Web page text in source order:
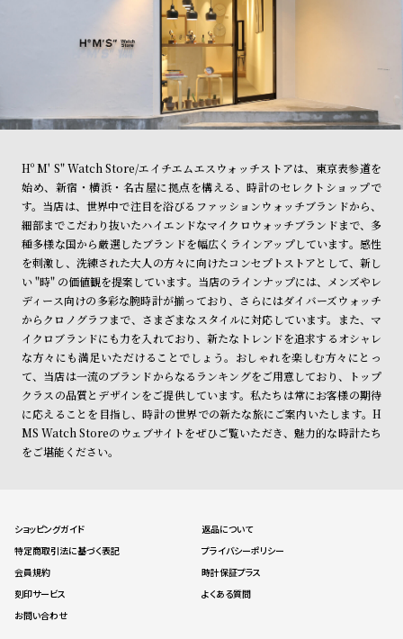
Hº M' S" Watch Store/エイチエムエスウォッチストアは、東京表参道を
始め、新宿・横浜・名古屋に拠点を構える、時計のセレクトショップで
す。当店は、世界中で注目を浴びるファッションウォッチブランドから、
細部までこだわり抜いたハイエンドなマイクロウォッチブランドまで、多
種多様な国から厳選したブランドを幅広くラインアップしています。感性
を刺激し、洗練された大人の方々に向けたコンセプトストアとして、新し
い "時" の価値観を提案しています。当店のラインナップには、メンズやレ
ディース向けの多彩な腕時計が揃っており、さらにはダイバーズウォッチ
からクロノグラフまで、さまざまなスタイルに対応しています。また、マ
イクロブランドにも力を入れており、新たなトレンドを追求するオシャレ
な方々にも満足いただけることでしょう。おしゃれを楽しむ方々にとっ
て、当店は一流のブランドからなるランキングをご用意しており、トップ
クラスの品質とデザインをご提供しています。私たちは常にお客様の期待
に応えることを目指し、時計の世界での新たな旅にご案内いたします。H
MS Watch Storeのウェブサイトをぜひご覧いただき、魅力的な時計たち
をご堪能ください。
ショッピングガイド
返品について
特定商取引法に基づく表記
プライバシーポリシー
会員規約
時計保証プラス
刻印サービス
よくある質問
お問い合わせ